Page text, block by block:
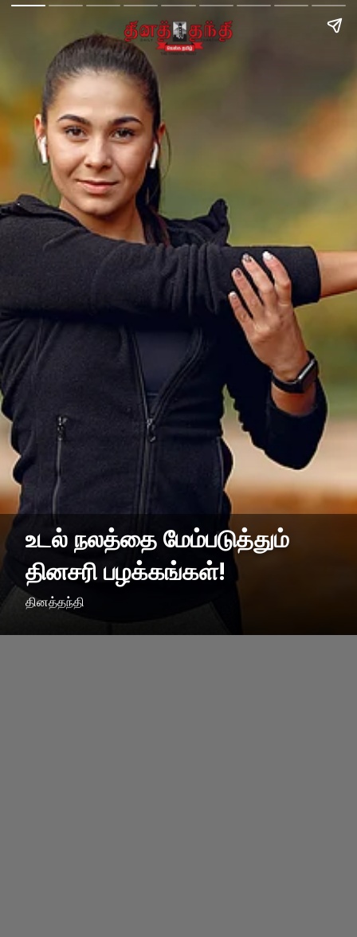
உடல் நலத்தை மேம்படுத்தும்
தினசரி பழக்கங்கள்!
தினத்தந்தி